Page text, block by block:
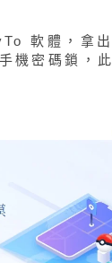
軟體，拿
機密碼鎖，